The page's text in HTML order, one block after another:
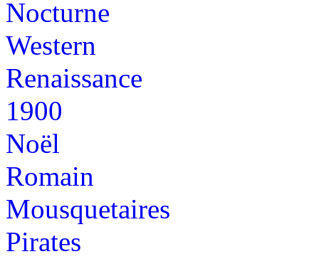
Nocturne
Western
Renaissance
1900
Noël
Romain
Mousquetaires
Pirates